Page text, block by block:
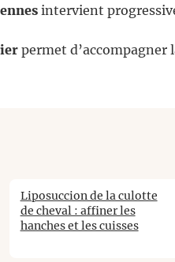
intervient
permet
Liposuccion de la culotte
de cheval : affiner les
hanches et les cuisses